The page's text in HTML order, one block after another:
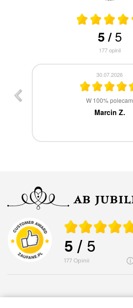
5/5
177opinii
30.07.2026
W 100% polecam
Marcin Z.
5 / 5
177 opinii